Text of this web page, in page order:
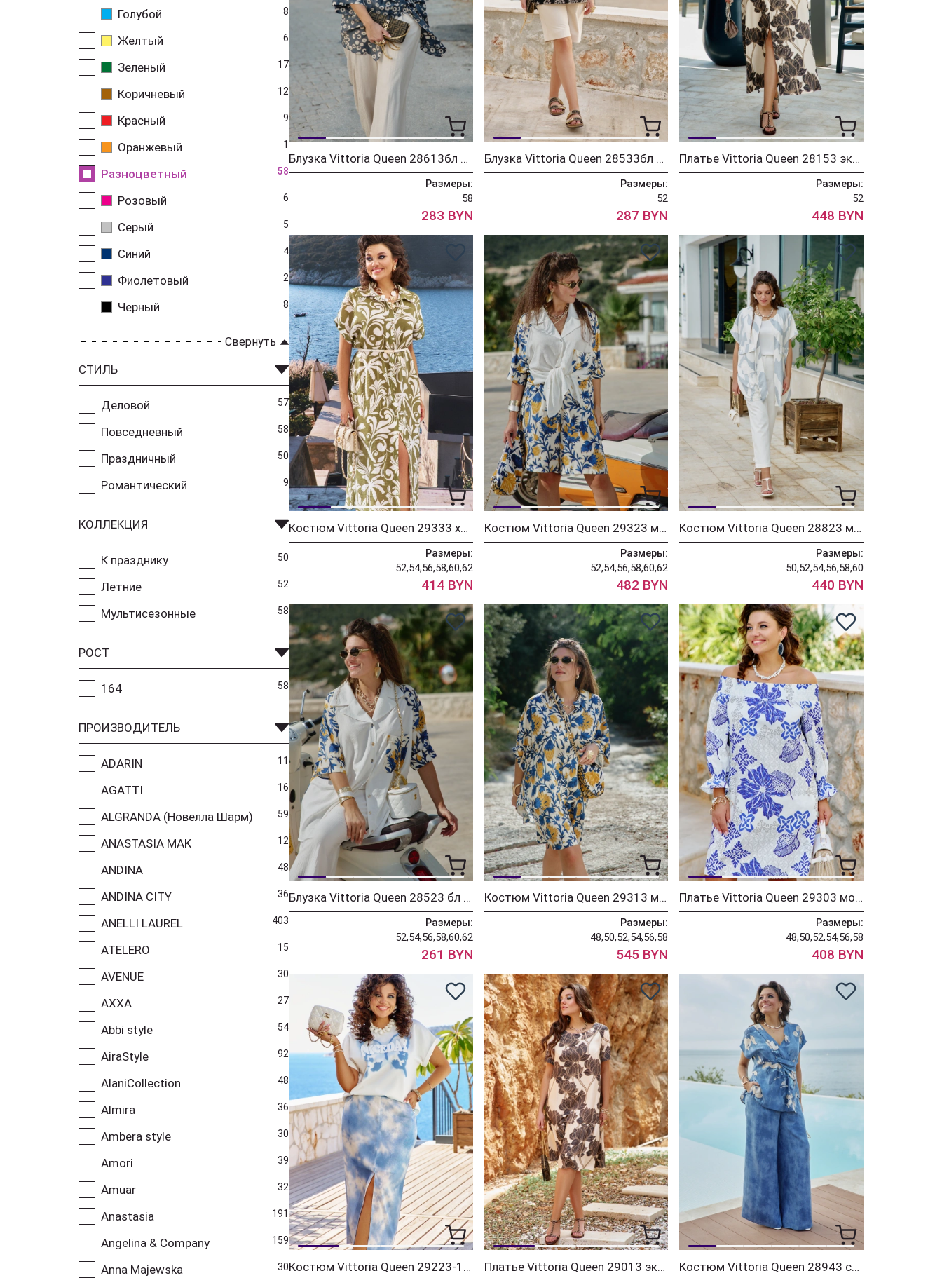
Голубой 8
Желтый 6
Зеленый 17
Коричневый 12
Красный 9
Оранжевый 1
Разноцветный 58
Розовый 6
Серый 5
Синий 4
Фиолетовый 2
Черный 8
Свернуть
СТИЛЬ
Деловой 57
Повседневный 58
Праздничный 50
Романтический 9
КОЛЛЕКЦИЯ
К празднику 50
Летние 52
Мультисезонные 58
РОСТ
164 58
ПРОИЗВОДИТЕЛЬ
ADARIN 11
AGATTI 16
ALGRANDA (Новелла Шарм) 59
ANASTASIA MAK 12
ANDINA 48
ANDINA CITY 36
ANELLI LAUREL 403
ATELERO 15
AVENUE 30
AXXA 27
Abbi style 54
AiraStyle 92
AlaniCollection 48
Almira 36
Ambera style 30
Amori 39
Amuar 32
Anastasia 191
Angelina & Company 159
Anna Majewska 30
Блузка Vittoria Queen 28613бл серо-синий+принт горохи
Размеры:
58
283 BYN
Блузка Vittoria Queen 28533бл черный+бежевый
Размеры:
52
287 BYN
Платье Vittoria Queen 28153 экрю+коричневый принт
Размеры:
52
448 BYN
Костюм Vittoria Queen 29333 хаки+бежевый
Размеры:
52,54,56,58,60,62
414 BYN
Костюм Vittoria Queen 29323 молочный принт
Размеры:
52,54,56,58,60,62
482 BYN
Костюм Vittoria Queen 28823 молочный+серо-голубой
Размеры:
50,52,54,56,58,60
440 BYN
Блузка Vittoria Queen 28523 бл молочный принт
Размеры:
52,54,56,58,60,62
261 BYN
Костюм Vittoria Queen 29313 молочный принт
Размеры:
48,50,52,54,56,58
545 BYN
Платье Vittoria Queen 29303 молочный+синий принт
Размеры:
48,50,52,54,56,58
408 BYN
Костюм Vittoria Queen 29223-1 молочный+синий Платье Vittoria Queen 29013 экрю+коричневый принт Костюм Vittoria Queen 28943 синий меланж+принт